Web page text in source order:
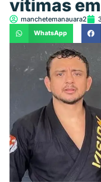
vítimas
manchetemanauara2
WhatsApp